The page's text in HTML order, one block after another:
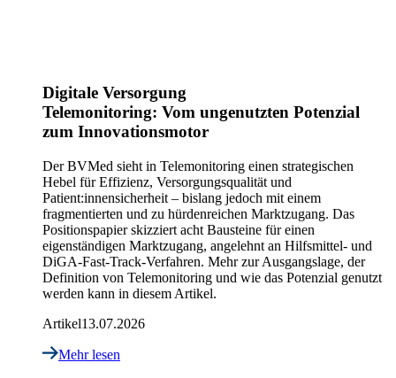
Digitale Versorgung
Telemonitoring: Vom ungenutzten Potenzial
zum Innovationsmotor
Der BVMed sieht in Telemonitoring einen strategischen
Hebel für Effizienz, Versorgungsqualität und
Patient:innensicherheit – bislang jedoch mit einem
fragmentierten und zu hürdenreichen Marktzugang. Das
Positionspapier skizziert acht Bausteine für einen
eigenständigen Marktzugang, angelehnt an Hilfsmittel- und
DiGA-Fast-Track-Verfahren. Mehr zur Ausgangslage, der
Definition von Telemonitoring und wie das Potenzial genutzt
werden kann in diesem Artikel.
Artikel13.07.2026
Mehr lesen